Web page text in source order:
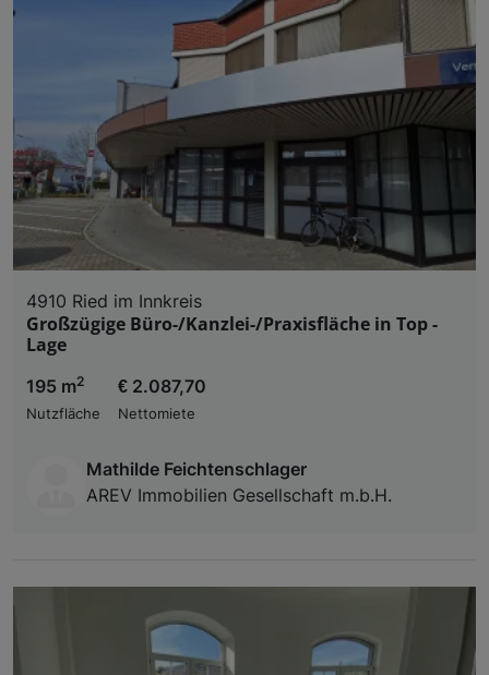
4910 Ried im Innkreis
Großzügige Büro-/Kanzlei-/Praxisfläche in Top -
Lage
195 m2
Nutzfläche
€ 2.087,70
Nettomiete
Mathilde Feichtenschlager
AREV Immobilien Gesellschaft m.b.H.